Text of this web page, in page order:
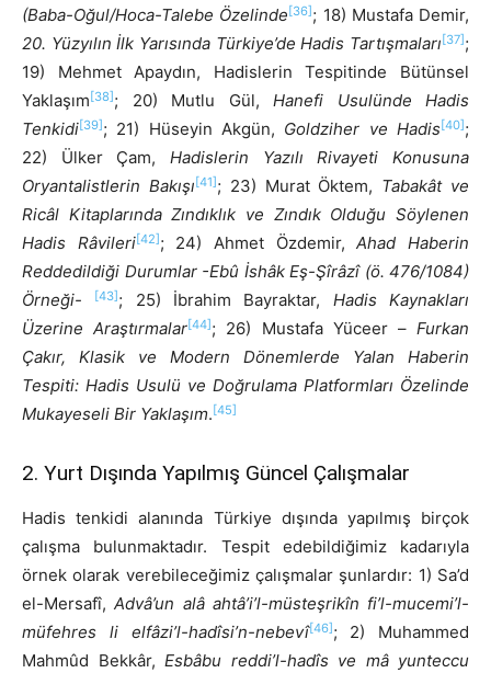
(Baba-Oğul/Hoca-Talebe Özelinde[36]; 18) Mustafa Demir,
20. Yüzyılın İlk Yarısında Türkiye’de Hadis Tartışmaları[37];
19) Mehmet Apaydın, Hadislerin Tespitinde Bütünsel
Yaklaşım[38]; 20) Mutlu Gül, Hanefi Usulünde Hadis
Tenkidi[39]; 21) Hüseyin Akgün, Goldziher ve Hadis[40];
22) Ülker Çam, Hadislerin Yazılı Rivayeti Konusuna
Oryantalistlerin Bakışı[41]; 23) Murat Öktem, Tabakât ve
Ricâl Kitaplarında Zındıklık ve Zındık Olduğu Söylenen
Hadis Râvileri[42]; 24) Ahmet Özdemir,Ahad Haberin
Reddedildiği Durumlar -Ebû İshâk Eş-Şîrâzî (ö. 476/1084)
Örneği-
[43]; 25) İbrahim Bayraktar, Hadis Kaynakları
Üzerine Araştırmalar[44]; 26) Mustafa Yüceer –Furkan
Çakır, Klasik ve Modern Dönemlerde Yalan Haberin
Tespiti: Hadis Usulü ve Doğrulama Platformları Özelinde
Mukayeseli Bir Yaklaşım.[45]
2. Yurt Dışında Yapılmış Güncel Çalışmalar
Hadis tenkidi alanında Türkiye dışında yapılmış birçok
çalışma bulunmaktadır. Tespit edebildiğimiz kadarıyla
örnek olarak verebileceğimiz çalışmalar şunlardır: 1) Sa’d
el-Mersafî,Advâ’un alâ ahtâ’i’l-müsteşrikîn fi’l-mucemi’l-
müfehres li elfâzi’l-hadîsi’n-nebevî[46]; 2) Muhammed
Mahmûd Bekkâr, Esbâbu reddi’l-hadîs ve mâ yunteccu